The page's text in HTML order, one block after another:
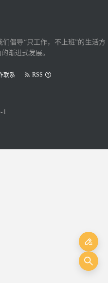
倡导“只工作，不上班”的生活方
渐进式发展。
联系 RSS
1